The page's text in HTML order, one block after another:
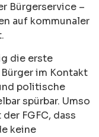
Bürgerservice –
auf kommunaler
die erste
im Kontakt
politische
spürbar. Umso
FGFC, dass
keine